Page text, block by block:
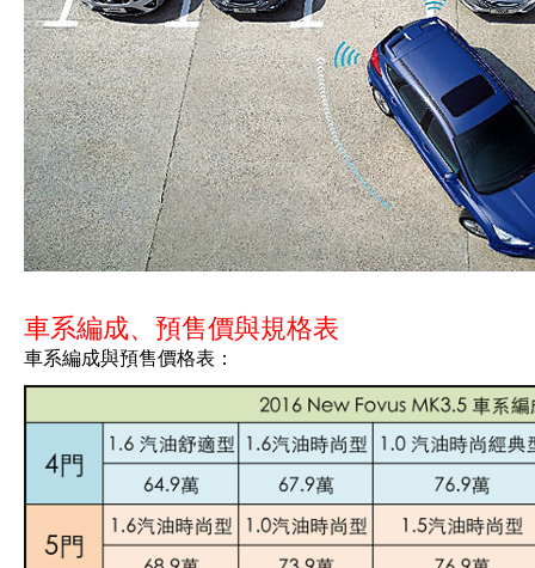
車系編成、預售價與規格表
車系編成與預售價格表：